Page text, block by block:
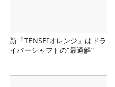
新『TENSEIオレンジ』はドラ
イバーシャフトの“最適解”